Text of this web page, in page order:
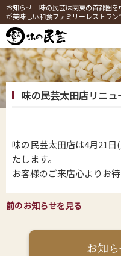
お知らせ｜味の民芸は関東の首都圏
が美味しい和食ファミリーレストラン
味の民芸太田店リニ
味の民芸太田店は4月21
たします。
お客様のご来店心よりお待
前のお知らせを見る
お知